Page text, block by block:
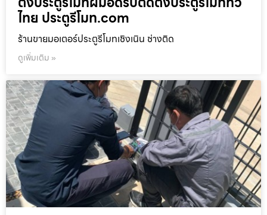
ไทย ประตูรีโมท.com
ร้านขายมอเตอร์ประตูรีโมทเชิงเนิน ช่างติด
ดูเพิ่มเติม »